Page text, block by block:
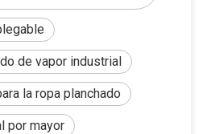
de vapor industrial
la ropa planchado
por mayor